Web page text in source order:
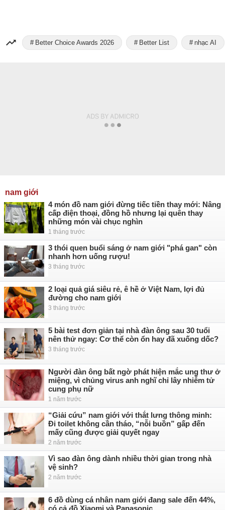
Better Choice Awards 2026 Better List nhạc AI
nam giới
4 món đồ nam giới đừng tiếc tiền thay mới: Nâng
cấp điện thoại, đồng hồ nhưng lại quên thay
những món vài chục nghìn
1 tháng trước
3 thói quen buổi sáng ở nam giới "phá gan" còn
nhanh hơn uống rượu!
3 tháng trước
2 loại quả giá siêu rẻ, ê hề ở Việt Nam, lợi đủ
đường cho nam giới
3 tháng trước
5 bài test đơn giản tại nhà đàn ông sau 30 tuổi
nên thử ngay: Cơ thể còn ổn hay đã xuống dốc?
3 tháng trước
Người đàn ông bất ngờ phát hiện mắc ung thư ở
miệng, vì chủng virus anh nghĩ chỉ lây nhiễm tử
cung phụ nữ
1 năm trước
“Giải cứu” nam giới với thắt lưng thông minh:
Đi toilet không cần tháo, “nỗi buồn” gấp đến
mấy cũng được giải quyết ngay
2 năm trước
Vì sao đàn ông dành nhiều thời gian trong nhà
vệ sinh?
2 năm trước
6 đồ dùng cá nhân nam giới đang sale đến 44%,
có cả đồ Xiaomi và Panasonic